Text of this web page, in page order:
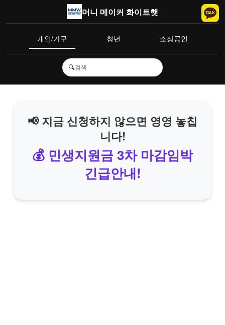
머니 메이커 화이트햇
개인/가구 청년 소상공인
🔍
📢 지금 신청하지 않으면 영영 놓칩
니다!
💰 민생지원금 3차 마감임박
긴급안내!